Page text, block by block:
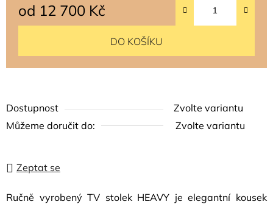
Ručně vyrobený TV stolek HEAVY je elegantní kousek
Dostupnost
Zvolte variantu
Můžeme doručit do:
Zvolte variantu
od 12 700 Kč
DO KOŠÍKU
Zeptat se